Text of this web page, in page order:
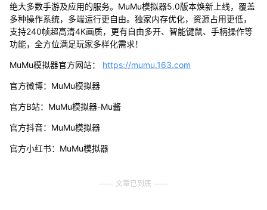
绝大多数手游及应用的服务。MuMu模拟器5.0版本焕新上线，覆盖
多种操作系统，多端运行更自由。独家内存优化，资源占用更低，
支持240帧超高清4K画质，更有自由多开、智能键鼠、手柄操作等
功能，全方位满足玩家多样化需求！
MuMu模拟器官方网站： https://mumu.163.com
官方微博：MuMu模拟器
官方B站：MuMu模拟器-Mu酱
官方抖音：MuMu模拟器
官方小红书：MuMu模拟器
文章已到底